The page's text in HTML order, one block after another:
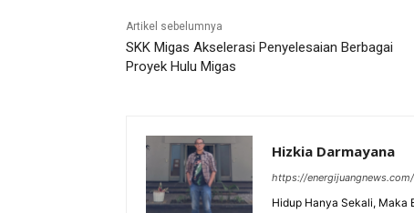
Artikel sebelumnya
SKK Migas Akselerasi Penyelesaian Berbagai
Proyek Hulu Migas
Hizkia Darmayana
https://energijuangnews.com/
Hidup Hanya Sekali, Maka